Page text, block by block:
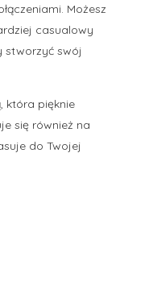
Możesz
casualowy
stworzyć swój
która pięknie
się również na
do Twojej